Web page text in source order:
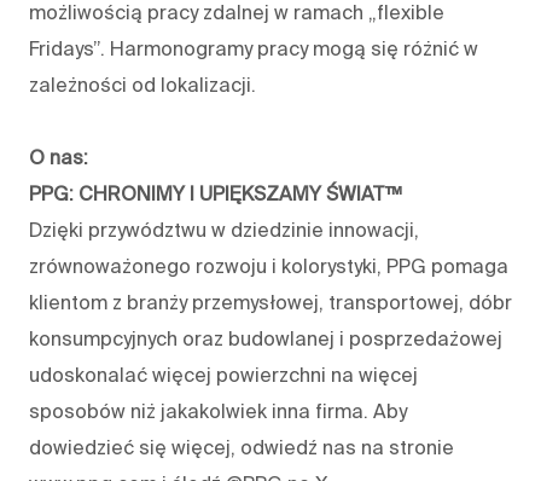
możliwością pracy zdalnej w ramach „flexible
Fridays”. Harmonogramy pracy mogą się różnić w
zależności od lokalizacji.
O nas:
PPG: CHRONIMY I UPIĘKSZAMY ŚWIAT™
Dzięki przywództwu w dziedzinie innowacji,
zrównoważonego rozwoju i kolorystyki, PPG pomaga
klientom z branży przemysłowej, transportowej, dóbr
konsumpcyjnych oraz budowlanej i posprzedażowej
udoskonalać więcej powierzchni na więcej
sposobów niż jakakolwiek inna firma. Aby
dowiedzieć się więcej, odwiedź nas na stronie